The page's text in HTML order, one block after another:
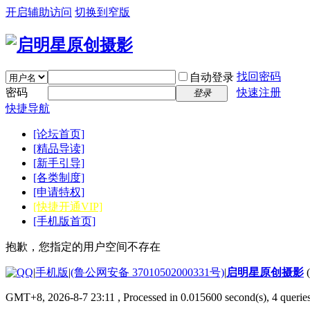
开启辅助访问 切换到窄版
自动登录 找回密码
密码
登录
快速注册
快捷导航
[论坛首页]
[精品导读]
[新手引导]
[各类制度]
[申请特权]
[快捷开通VIP]
[手机版首页]
抱歉，您指定的用户空间不存在
|手机版|(鲁公网安备 37010502000331号)|启明星原创摄影
GMT+8, 2026-8-7 23:11 , Processed in 0.015600 second(s), 4